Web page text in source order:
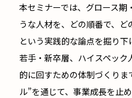
本セミナーでは、グロース期
うな人材を、どの順番で、ど
という実践的な論点を掘り下
若手・新卒層、ハイスペッ
的に回すための体制づくり
ル”を通じて、事業成長を止